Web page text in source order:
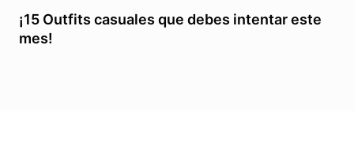
¡15 Outfits casuales que debes intentar este
mes!